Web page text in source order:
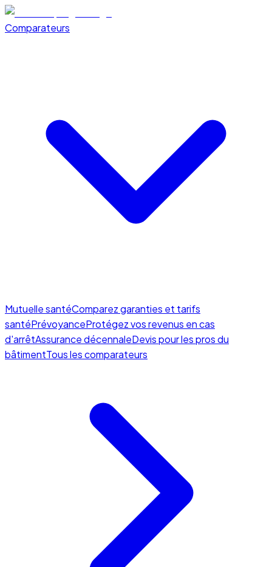
Comparateurs
Mutuelle santéComparez garanties et tarifs
santéPrévoyanceProtégez vos revenus en cas
d'arrêtAssurance décennaleDevis pour les pros du
bâtimentTous les comparateurs